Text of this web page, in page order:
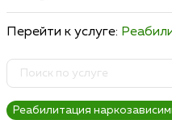
Перейти к услуге:
Реабилитация